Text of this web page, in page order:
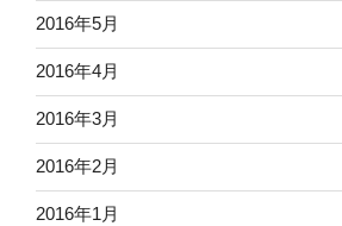
2016年5月
2016年4月
2016年3月
2016年2月
2016年1月